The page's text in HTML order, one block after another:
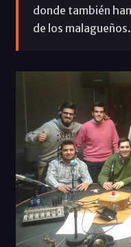
donde también
de los malagueños.